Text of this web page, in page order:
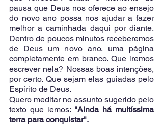
pausa que Deus nos oferece ao ensejo
do novo ano possa nos ajudar a fazer
melhor a caminhada daqui por diante.
Dentro de poucos minutos receberemos
de Deus um novo ano, uma página
completamente em branco. Que iremos
escrever nela? Nossas boas intenções,
por certo. Que sejam elas guiadas pelo
Espírito de Deus.
Quero meditar no assunto sugerido pelo
texto que lemos: "Ainda há muitíssima
terra para conquistar".